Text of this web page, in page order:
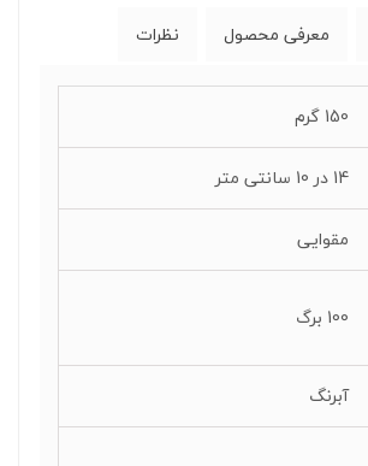
معرفی محصول نظرات
150 گرم
14 در 10 سانتی متر
مقوایی
100 برگ
آبرنگ